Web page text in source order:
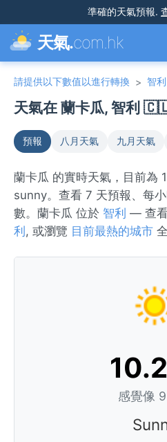
準確的天氣預報.
天氣.com.hk
請提供以下數值以進行轉換 > 智利
天氣在 蘭卡瓜, 智利
預報 八月天氣 九月天氣
蘭卡瓜 的實時天氣，目前為
sunny。查看 7 天預報、每
數。蘭卡瓜 位於 智利 — 查
利 , 或瀏覽 目前最熱的城市
感覺像